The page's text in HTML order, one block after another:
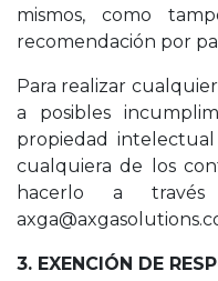
mismos, como
recomendación por
Para realizar
a posibles
propiedad
cualquiera de los
hacerlo a
3. EXENCIÓN DE